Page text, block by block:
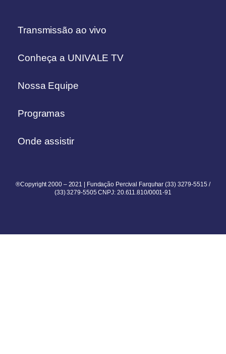
Transmissão ao vivo
Conheça a UNIVALE TV
Nossa Equipe
Programas
Onde assistir
®Copyright 2000 – 2021 | Fundação Percival Farquhar (33) 3279-5515 /
(33) 3279-5505 CNPJ: 20.611.810/0001-91